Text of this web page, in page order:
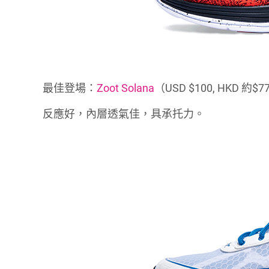
最佳登場：Zoot Solana （USD $100, HKD 約
反應好，內層透氣佳，具承托力。